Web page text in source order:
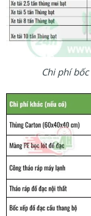
Chi phí